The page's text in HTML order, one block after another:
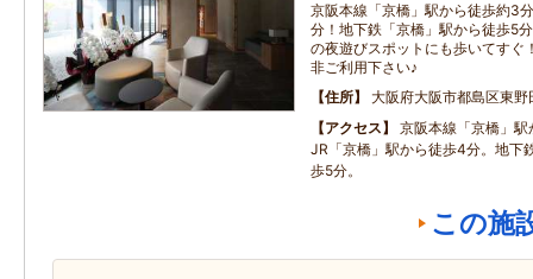
京阪本線「京橋」駅から徒歩約3
分！地下鉄「京橋」駅から徒歩5
の夜遊びスポットにも歩いてすぐ
非ご利用下さい♪
住所
大阪府大阪市都島区東野
アクセス
京阪本線「京橋」
JR「京橋」駅から徒歩4分。地下
歩5分。
この施